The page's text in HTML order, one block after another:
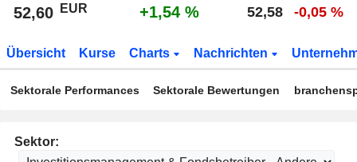
52,60 EUR +1,54 % 52,58 -0,05 %
Übersicht Kurse Charts Nachrichten
Sektorale Performances Sektorale Bewertungen
Sektor: